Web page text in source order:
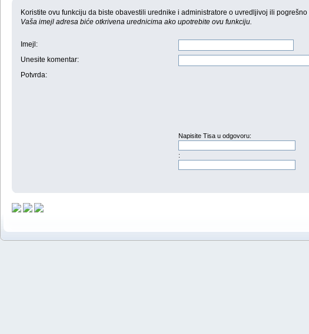
Koristite ovu funkciju da biste obavestili urednike i administratore o uvredljivoj ili
Vaša imejl adresa biće otkrivena urednicima ako upotrebite ovu funkciju.
Imejl :
Unesite komentar:
Potvrda:
Napisite Tisa u odgovoru:
: